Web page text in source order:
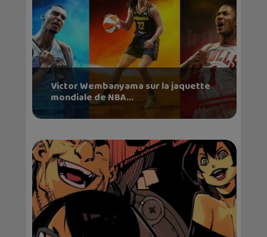
Victor Wembanyama sur la jaquette
mondiale de NBA...